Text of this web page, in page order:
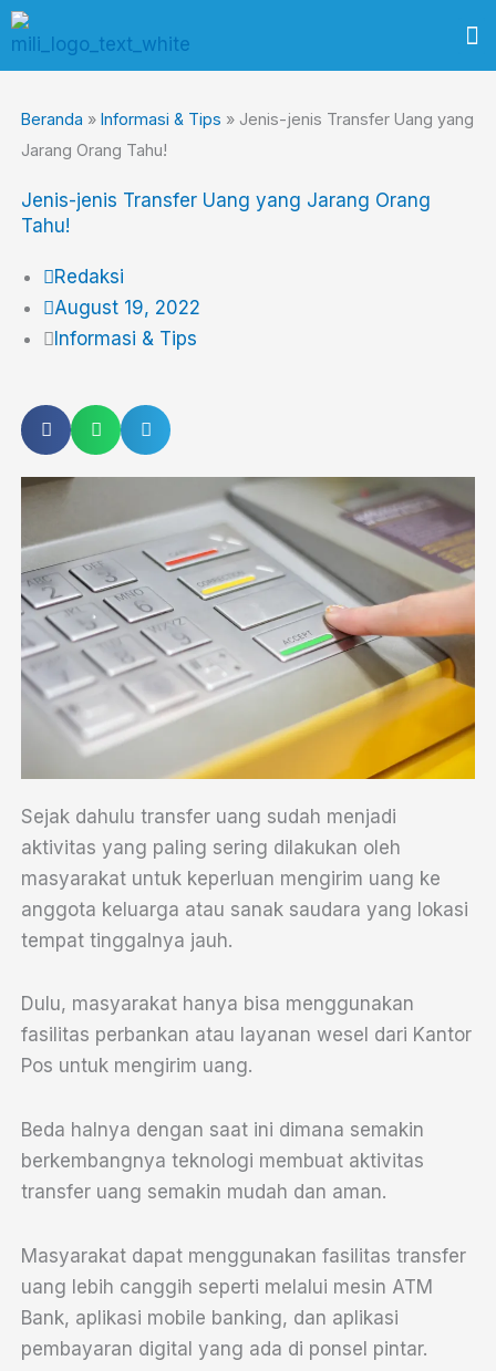
Skip
to
content
Beranda »Informasi & Tips » Jenis-jenis Transfer Uang yang
Jarang Orang Tahu!
Jenis-jenis Transfer Uang yang Jarang Orang
Tahu!
Redaksi
August 19, 2022
Informasi & Tips
Sejak dahulu transfer uang sudah menjadi
aktivitas yang paling sering dilakukan oleh
masyarakat untuk keperluan mengirim uang ke
anggota keluarga atau sanak saudara yang lokasi
tempat tinggalnya jauh.
Dulu, masyarakat hanya bisa menggunakan
fasilitas perbankan atau layanan wesel dari Kantor
Pos untuk mengirim uang.
Beda halnya dengan saat ini dimana semakin
berkembangnya teknologi membuat aktivitas
transfer uang semakin mudah dan aman.
Masyarakat dapat menggunakan fasilitas transfer
uang lebih canggih seperti melalui mesin ATM
Bank, aplikasi mobile banking, dan aplikasi
pembayaran digital yang ada di ponsel pintar.